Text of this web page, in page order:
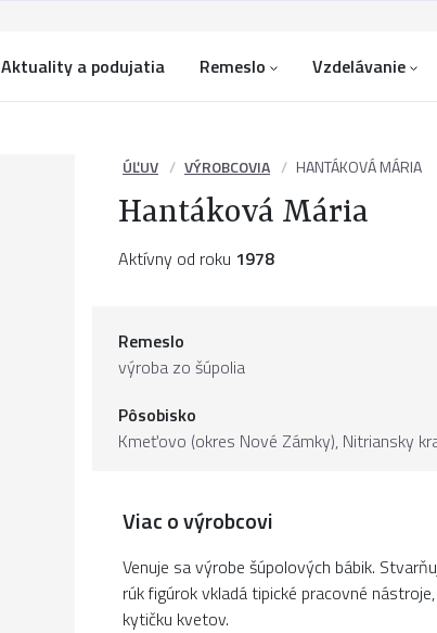
Aktuality a podujatia Remeslo Vzdelávanie
ÚĽUV VÝROBCOVIA HANTÁKOVÁ MÁRIA
Hantáková Mária
Aktívny od roku 1978
Remeslo
výroba zo šúpolia
Pôsobisko
Kmeťovo (okres Nové Zámky), Nitriansky
Viac o výrobcovi
Venuje sa výrobe šúpolových bábik.
rúk figúrok vkladá tipické pracovné
kytičku kvetov.